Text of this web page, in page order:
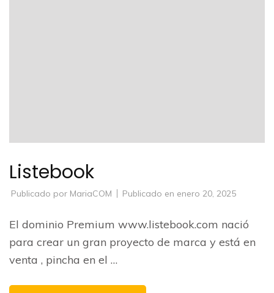
Listebook
Publicado por MariaCOM Publicado en enero 20, 2025
El dominio Premium www.listebook.com nació
para crear un gran proyecto de marca y está en
venta , pincha en el …